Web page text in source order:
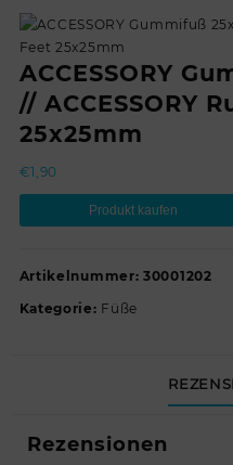
ACCESSORY
// ACCESSORY
25x25mm
€1,90
Produkt kaufen
Artikelnummer: 30001202
Kategorie: Füße
Rezensionen